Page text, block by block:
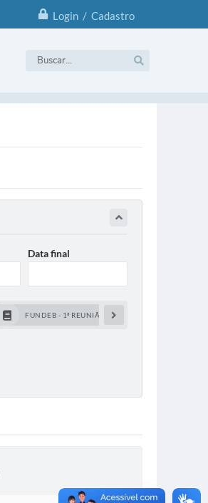
Login / Cadastro
Data final
FUNDEB - 1ª REUNIÃO 2023